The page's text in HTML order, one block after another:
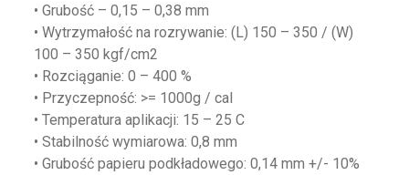
• Grubość – 0,15 – 0,38 mm
• Wytrzymałość na rozrywanie: (L) 150 – 350 / (W)
100 – 350 kgf/cm2
• Rozciąganie: 0 – 400 %
• Przyczepność: >= 1000g / cal
• Temperatura aplikacji: 15 – 25 C
• Stabilność wymiarowa: 0,8 mm
• Grubość papieru podkładowego: 0,14 mm +/- 10%